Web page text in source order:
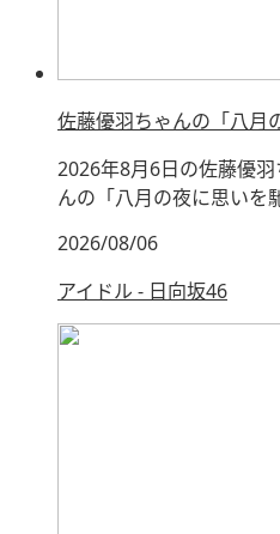
佐藤優羽ちゃんの「八月
2026年8月6日の佐藤優
んの「八月の夜に思いを
2026/08/06
アイドル - 日向坂46